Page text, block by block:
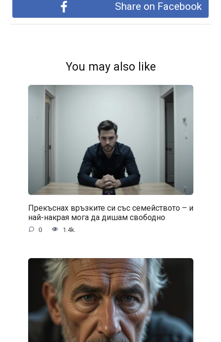
Share on Facebook
You may also like
Прекъснах връзките си със семейството – и
най-накрая мога да дишам свободно
0 1.4k.